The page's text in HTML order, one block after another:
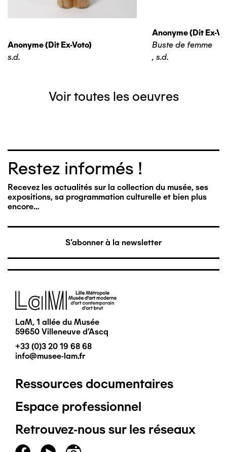
Anonyme (dit Ex-Voto)
s.d.
Anonyme (dit Ex-
Buste de femme
, s.d.
Voir toutes les oeuvres
Restez informés !
Recevez les actualités sur la collection du musée, ses
expositions, sa programmation culturelle et bien plus
encore…
S'abonner à la newsletter
Image
LaM, 1 allée du Musée
59650 Villeneuve d'Ascq
+33 (0)3 20 19 68 68
info@musee-lam.fr
Pied
de
page
Ressources documentaires
Espace professionnel
Retrouvez-nous sur les réseaux